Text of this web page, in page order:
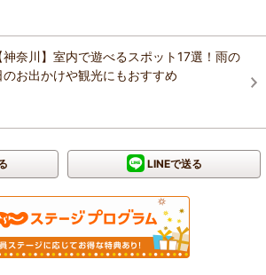
神奈川】室内で遊べるスポット17選！雨の
のお出かけや観光にもおすすめ
LINEで送る